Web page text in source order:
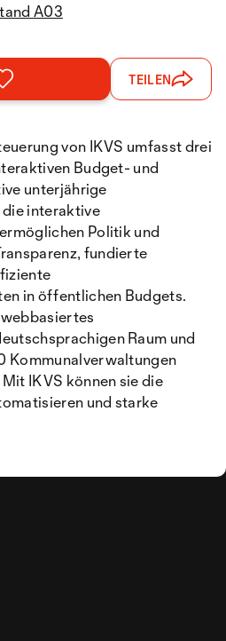
A03
TEILEN
von IKVS umfasst drei
Budget- und
unterjährige
die interaktive
Politik und
fundierte
in öffentlichen Budgets.
Raum und
Kommunalverwaltungen
IKVS können sie die
und starke